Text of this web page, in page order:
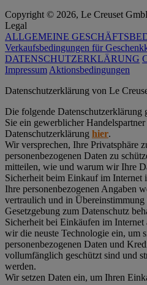
Copyright © 2026, Le Creuset
Legal
ALLGEMEINE
Verkaufsbedingungen für
DATENSCHUTZERKLÄRUNG
Impressum Aktionsbedingungen
Datenschutz­erklärung von Le
Die folgende Datenschutzerklärung
Sie ein gewerblicher
Datenschutzerklärung hier.
Wir versprechen, Ihre Privatsphäre
personenbezogenen Daten zu
mitteilen, wie und warum wir Ihre
Sicherheit beim Einkauf im Internet
Ihre personenbezogenen Angaben
vertraulich und in Übereinstimmung
Gesetzgebung zum Datenschutz
Sicherheit bei Einkäufen im Internet
wir die neuste Technologie ein, um
personenbezogenen Daten und
vollumfänglich geschützt sind und
werden.
Wir setzen Daten ein, um Ihren